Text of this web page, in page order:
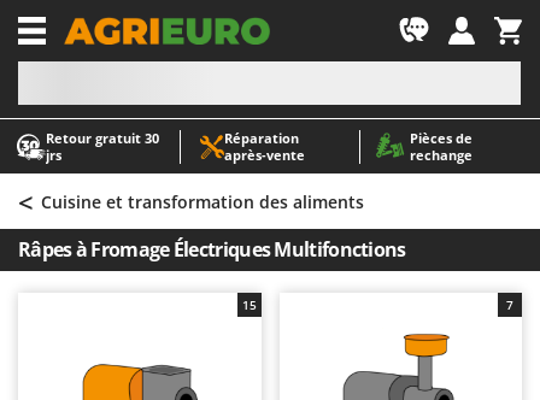
Retour gratuit 30
jrs
Réparation
après‑vente
Pièces de
rechange
-1
A
Abris de jardin
Accessoires pour tracteurs tondeuses autoportés
Aérateurs Scarificateurs pour gazon
Arracheuses de pommes de terre pour tracteur
Aspirateurs - Balais Électriques
Aspirateurs à feuilles sur roues
A
AgriEuro Premium
AgriEuro TOP-LINE
AGT
AL-KO
< Cuisine et transformation des aliments
Râpes à Fromage Électriques Multifonctions
15 7